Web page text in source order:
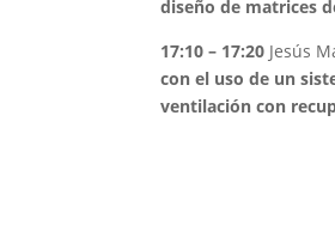
diseño de matrices
17:10 – 17:20 Jesús
con el uso de un
ventilación con